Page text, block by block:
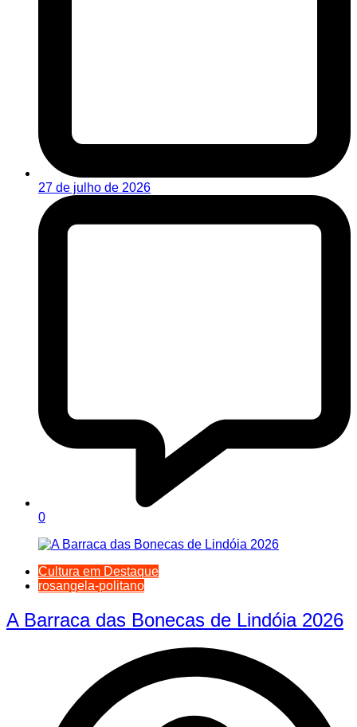
27 de julho de 2026
0
Cultura em Destaque
rosangela-politano
A Barraca das Bonecas de Lindóia 2026